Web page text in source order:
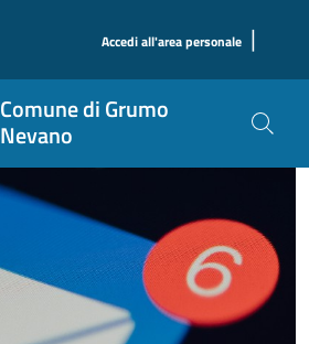
Accedi all'area personale |
Comune di Grumo
Nevano